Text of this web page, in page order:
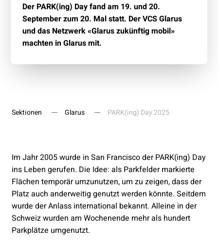
Der PARK(ing) Day fand am 19. und 20.
September zum 20. Mal statt. Der VCS Glarus
und das Netzwerk «Glarus zukünftig mobil»
machten in Glarus mit.
Sektionen Glarus PARK(ing) Day 2025
Im Jahr 2005 wurde in San Francisco der PARK(ing) Day
ins Leben gerufen. Die Idee: als Parkfelder markierte
Flächen temporär umzunutzen, um zu zeigen, dass der
Platz auch anderweitig genutzt werden könnte. Seitdem
wurde der Anlass international bekannt. Alleine in der
Schweiz wurden am Wochenende mehr als hundert
Parkplätze umgenutzt.